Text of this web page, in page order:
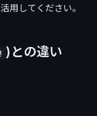
用してください。
! )との違い